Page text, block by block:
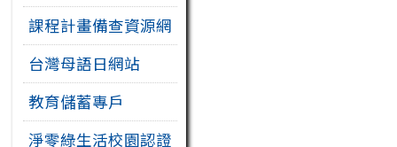
課程計畫備查資源網
台灣母語日網站
教育儲蓄專戶
淨零綠生活校園認證